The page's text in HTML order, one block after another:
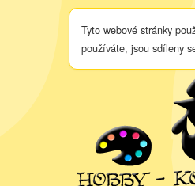
Tyto webové stránky
používáte, jsou sdíleny